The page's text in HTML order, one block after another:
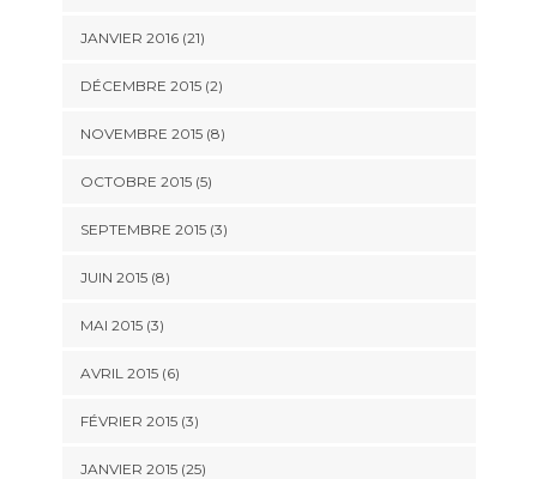
JANVIER 2016 (21)
DÉCEMBRE 2015 (2)
NOVEMBRE 2015 (8)
OCTOBRE 2015 (5)
SEPTEMBRE 2015 (3)
JUIN 2015 (8)
MAI 2015 (3)
AVRIL 2015 (6)
FÉVRIER 2015 (3)
JANVIER 2015 (25)